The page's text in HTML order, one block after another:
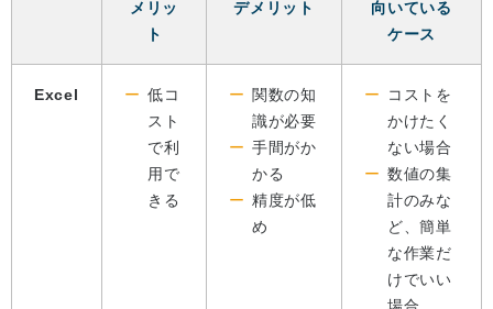
メリッ
ト
デメリット
向いている
ケース
Excel
低コ
スト
で利
用で
きる
関数の知
識が必要
手間がか
かる
精度が低
め
コストを
かけたく
ない場合
数値の集
計のみな
ど、簡単
な作業だ
けでいい